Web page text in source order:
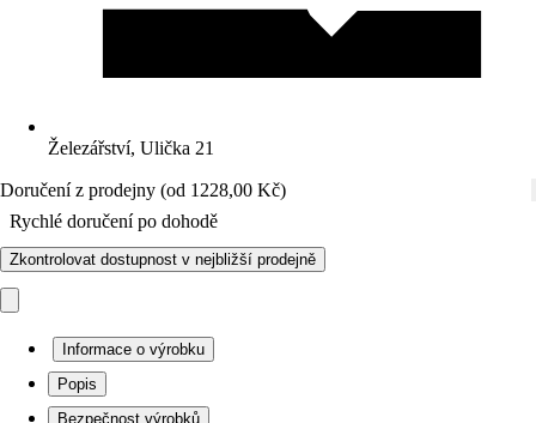
Železářství, Ulička 21
Doručení z prodejny (od 1228,00 Kč)
Rychlé doručení po dohodě
Zkontrolovat dostupnost v nejbližší prodejně
Informace o výrobku
Popis
Bezpečnost výrobků